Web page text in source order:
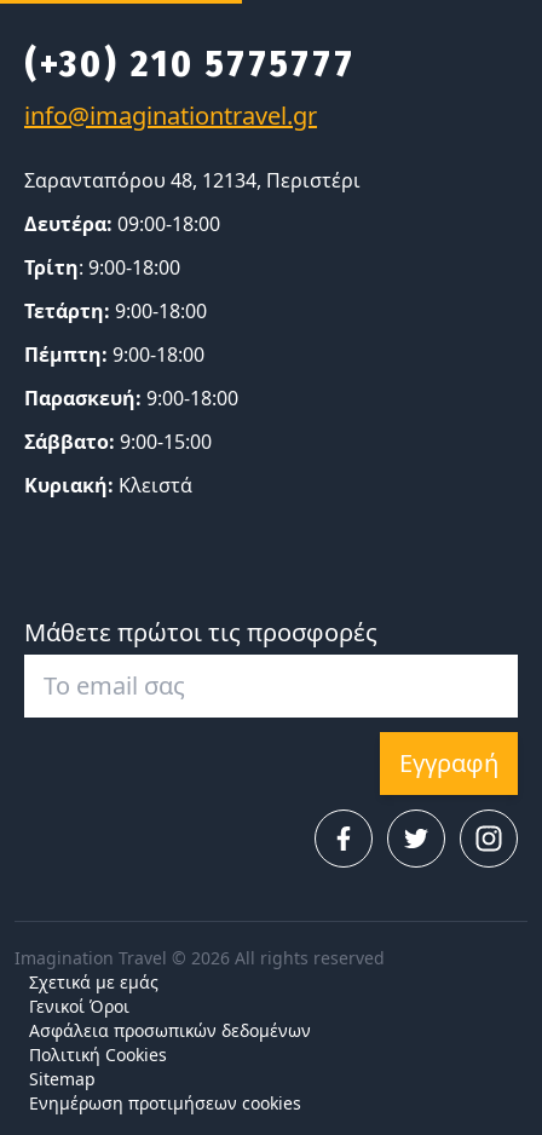
(+30) 210 5775777
Σαρανταπόρου 48, 12134, Περιστέρι
Δευτέρα: 09:00-18:00
Τρίτη: 9:00-18:00
Τετάρτη: 9:00-18:00
Πέμπτη: 9:00-18:00
Παρασκευή: 9:00-18:00
Σάββατο: 9:00-15:00
Κυριακή: Κλειστά
Μάθετε πρώτοι τις προσφορές
Εγγραφή
Imagination Travel © 2026 All rights reserved
Σχετικά με εμάς
Γενικοί Όροι
Ασφάλεια προσωπικών δεδομένων
Πολιτική Cookies
Sitemap
Ενημέρωση προτιμήσεων cookies